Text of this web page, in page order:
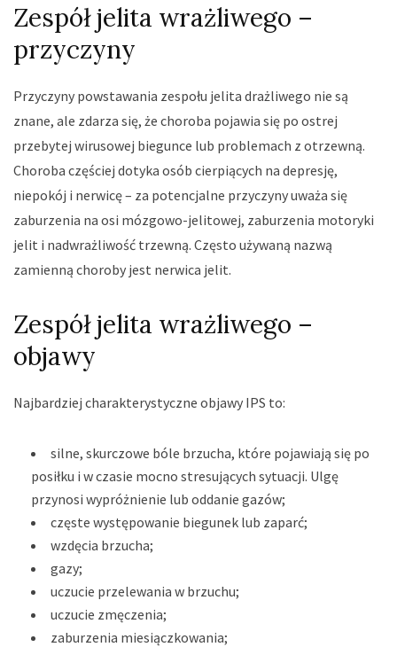
Zespół jelita wrażliwego –
przyczyny
Przyczyny powstawania zespołu jelita drażliwego nie są
znane, ale zdarza się, że choroba pojawia się po ostrej
przebytej wirusowej biegunce lub problemach z otrzewną.
Choroba częściej dotyka osób cierpiących na depresję,
niepokój i nerwicę – za potencjalne przyczyny uważa się
zaburzenia na osi mózgowo-jelitowej, zaburzenia motoryki
jelit i nadwrażliwość trzewną. Często używaną nazwą
zamienną choroby jest nerwica jelit.
Zespół jelita wrażliwego –
objawy
Najbardziej charakterystyczne objawy IPS to:
silne, skurczowe bóle brzucha, które pojawiają się po
posiłku i w czasie mocno stresujących sytuacji. Ulgę
przynosi wypróżnienie lub oddanie gazów;
częste występowanie biegunek lub zaparć;
wzdęcia brzucha;
gazy;
uczucie przelewania w brzuchu;
uczucie zmęczenia;
zaburzenia miesiączkowania;